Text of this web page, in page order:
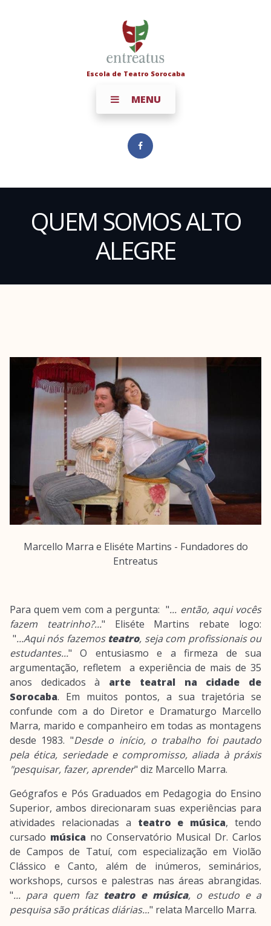
Escola de Teatro Sorocaba
MENU
QUEM SOMOS ALTO
ALEGRE
Marcello Marra e Eliséte Martins - Fundadores do
Entreatus
Para quem vem com a pergunta: "... então, aqui vocês
fazem teatrinho?..." Eliséte Martins rebate logo:
"...Aqui nós fazemos teatro, seja com profissionais ou
estudantes..." O entusiasmo e a firmeza de sua
argumentação, refletem a experiência de mais de 35
anos dedicados à arte teatral na cidade de
Sorocaba. Em muitos pontos, a sua trajetória se
confunde com a do Diretor e Dramaturgo Marcello
Marra, marido e companheiro em todas as montagens
desde 1983. "Desde o início, o trabalho foi pautado
pela ética, seriedade e compromisso, aliada à práxis
"pesquisar, fazer, aprender" diz Marcello Marra.
Geógrafos e Pós Graduados em Pedagogia do Ensino
Superior, ambos direcionaram suas experiências para
atividades relacionadas a teatro e música, tendo
cursado música no Conservatório Musical Dr. Carlos
de Campos de Tatuí, com especialização em Violão
Clássico e Canto, além de inúmeros, seminários,
workshops, cursos e palestras nas áreas abrangidas.
"... para quem faz teatro e música, o estudo e a
pesquisa são práticas diárias..." relata Marcello Marra.